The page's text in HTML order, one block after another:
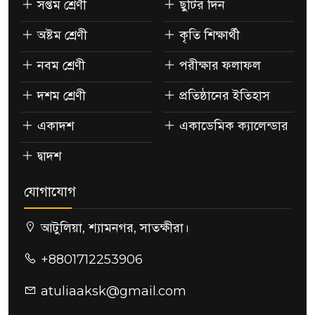
সপ্তম শ্রেণী
অষ্টম শ্রেণী
নবম শ্রেণী
দশম শ্রেণী
একাদশ
দ্বাদশ
ছুটির দিন
কৃতি শিক্ষার্থী
পরীক্ষার ফলাফল
প্রতিষ্ঠানের ইতিহাস
একাডেমিক ক্যালেন্ডার
যোগাযোগ
আটুলিয়া, শ্যামনগর, সাতক্ষীরা।
+8801712253906
atuliaaksk@gmail.com